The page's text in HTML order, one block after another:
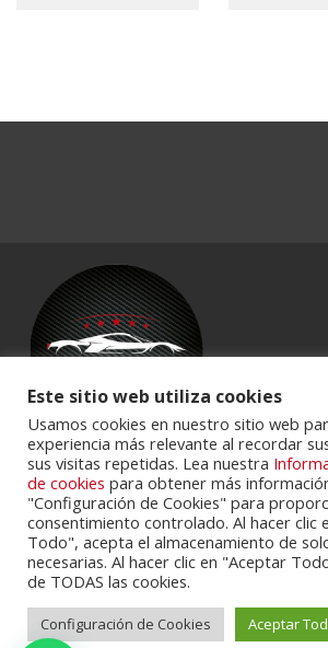
Powered byPortalclub.
Este sitio web utiliza cookies
Usamos cookies en nuestro sitio web
experiencia más relevante al recordar
sus visitas repetidas. Lea nuestra
de cookies para obtener más
"Configuración de Cookies" para
consentimiento controlado. Al hacer clic
Todo", acepta el almacenamiento de
necesarias. Al hacer clic en "Aceptar
de TODAS las cookies.
Configuración de Cookies Aceptar